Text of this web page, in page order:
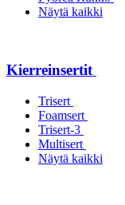
Näytä kaikki
Kierreinsertit
Trisert
Foamsert
Trisert-3
Multisert
Näytä kaikki